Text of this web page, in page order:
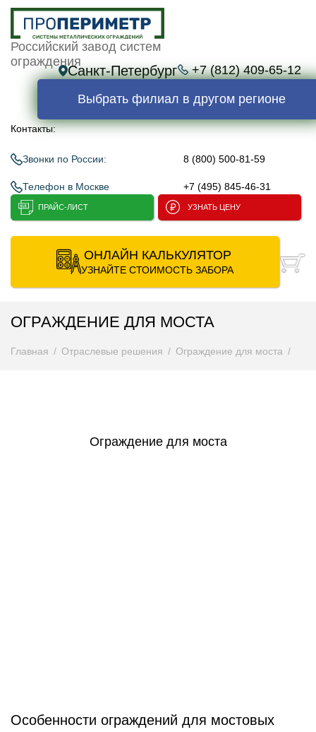
Российский завод систем
ограждения
Санкт-Петербург +7 (812) 409-65-12
Выбрать филиал в другом регионе
Контакты:
Звонки по России: 8 (800) 500-81-59
Телефон в Москве +7 (495) 845-46-31
ПРАЙС-ЛИСТ УЗНАТЬ ЦЕНУ
ОНЛАЙН КАЛЬКУЛЯТОР
УЗНАЙТЕ СТОИМОСТЬ ЗАБОРА
ОГРАЖДЕНИЕ ДЛЯ МОСТА
Главная Отраслевые решения Ограждение для моста
Ограждение для моста
Особенности ограждений для мостовых